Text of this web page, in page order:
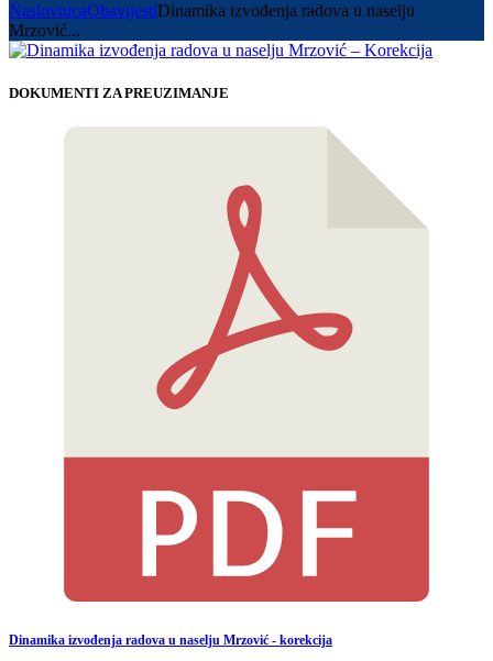
NaslovnicaObavijestiDinamika izvođenja radova u naselju
Mrzović...
DOKUMENTI ZA PREUZIMANJE
Dinamika izvođenja radova u naselju Mrzović - korekcija